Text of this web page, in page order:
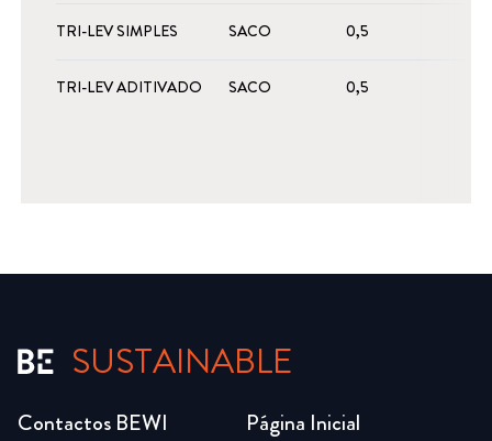
TRI-LEV SIMPLES SACO 0,5
TRI-LEV ADITIVADO SACO 0,5
SUSTAINABLE
Página Inicial
Contactos BEWI